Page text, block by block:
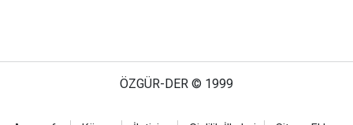
ÖZGÜR-DER © 1999